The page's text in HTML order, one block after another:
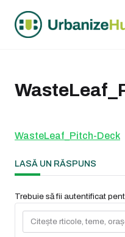
content
WasteLeaf_Pitch-Deck
LASĂ UN RĂSPUNS
Trebuie să fii autentificat